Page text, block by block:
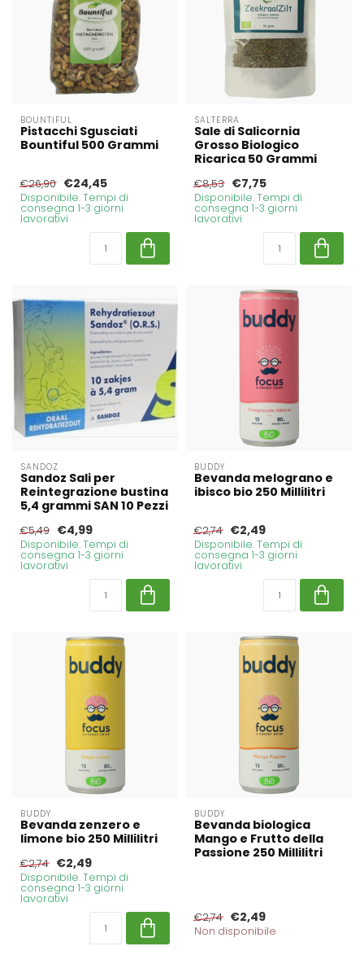
BOUNTIFUL
Pistacchi Sgusciati
Bountiful 500 Grammi
€26,90 €24,45
Disponibile. Tempi di
consegna 1-3 giorni
lavorativi
SALTERRA
Sale di Salicornia
Grosso Biologico
Ricarica 50 Grammi
€8,53 €7,75
Disponibile. Tempi di
consegna 1-3 giorni
lavorativi
SANDOZ
Sandoz Sali per
Reintegrazione bustina
5,4 grammi SAN 10 Pezzi
€5,49 €4,99
Disponibile. Tempi di
consegna 1-3 giorni
lavorativi
BUDDY
Bevanda melograno e
ibisco bio 250 Millilitri
€2,74 €2,49
Disponibile. Tempi di
consegna 1-3 giorni
lavorativi
BUDDY
Bevanda zenzero e
limone bio 250 Millilitri
€2,74 €2,49
Disponibile. Tempi di
consegna 1-3 giorni
lavorativi
BUDDY
Bevanda biologica
Mango e Frutto della
Passione 250 Millilitri
€2,74 €2,49
Non disponibile